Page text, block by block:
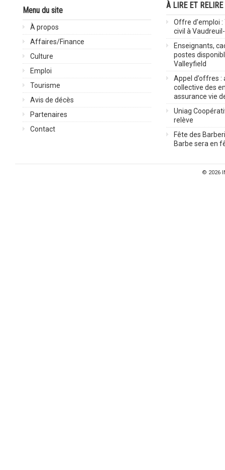
Menu du site
À propos
Affaires/Finance
Culture
Emploi
Tourisme
Avis de décès
Partenaires
Contact
À LIRE ET RELIRE
Offre d’emploi
civil à
Enseignants,
postes
Valleyfield
Appel d’offres :
collective des
assurance vie
Uniag
relève
Fête des
Barbe sera en
© 2026